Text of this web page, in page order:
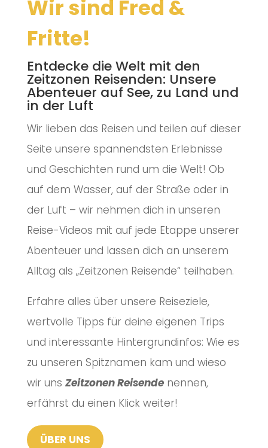
Wir sind Fred &
Fritte!
Entdecke die Welt mit den
Zeitzonen Reisenden: Unsere
Abenteuer auf See, zu Land und
in der Luft
Wir lieben das Reisen und teilen auf dieser
Seite unsere spannendsten Erlebnisse
und Geschichten rund um die Welt! Ob
auf dem Wasser, auf der Straße oder in
der Luft – wir nehmen dich in unseren
Reise-Videos mit auf jede Etappe unserer
Abenteuer und lassen dich an unserem
Alltag als „Zeitzonen Reisende“ teilhaben.
Erfahre alles über unsere Reiseziele,
wertvolle Tipps für deine eigenen Trips
und interessante Hintergrundinfos: Wie es
zu unseren Spitznamen kam und wieso
wir uns Zeitzonen Reisendenennen,
erfährst du einen Klick weiter!
ÜBER UNS